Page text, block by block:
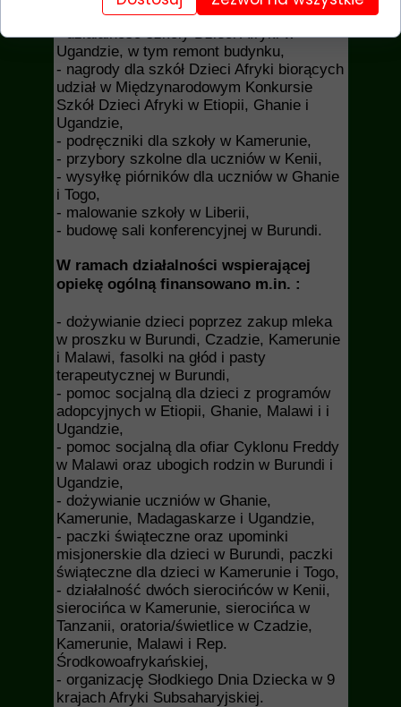
Ugandzie,
- działalność szkoły Dzieci Afryki w
Ugandzie, w tym remont budynku,
- nagrody dla szkół Dzieci Afryki biorących
udział w Międzynarodowym Konkursie
Szkół Dzieci Afryki w Etiopii, Ghanie i
Ugandzie,
- podręczniki dla szkoły w Kamerunie,
- przybory szkolne dla uczniów w Kenii,
- wysyłkę piórników dla uczniów w Ghanie
i Togo,
- malowanie szkoły w Liberii,
- budowę sali konferencyjnej w Burundi.
W ramach działalności wspierającej
opiekę ogólną finansowano m.in. :
- dożywianie dzieci poprzez zakup mleka
w proszku w Burundi, Czadzie, Kamerunie
i Malawi, fasolki na głód i pasty
terapeutycznej w Burundi,
- pomoc socjalną dla dzieci z programów
adopcyjnych w Etiopii, Ghanie, Malawi i i
Ugandzie,
- pomoc socjalną dla ofiar Cyklonu Freddy
w Malawi oraz ubogich rodzin w Burundi i
Ugandzie,
- dożywianie uczniów w Ghanie,
Kamerunie, Madagaskarze i Ugandzie,
- paczki świąteczne oraz upominki
misjonerskie dla dzieci w Burundi, paczki
świąteczne dla dzieci w Kamerunie i Togo,
- działalność dwóch sierocińców w Kenii,
sierocińca w Kamerunie, sierocińca w
Tanzanii, oratoria/świetlice w Czadzie,
Kamerunie, Malawi i Rep.
Środkowoafrykańskiej,
- organizację Słodkiego Dnia Dziecka w 9
krajach Afryki Subsaharyjskiej.